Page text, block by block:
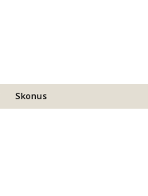
Skonus